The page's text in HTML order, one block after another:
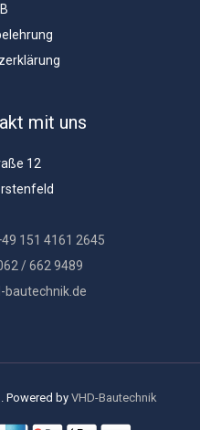
mit uns
12
151 4161 2645
/ 662 9489
bautechnik.de
Powered by VHD-Bautechnik